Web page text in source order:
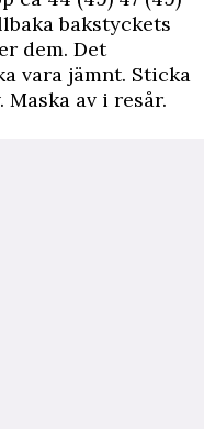
bakstyckets
dem. Det
vara jämnt. Sticka
Maska av i resår.